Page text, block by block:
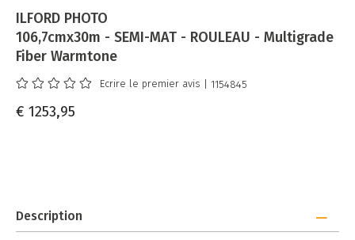
ILFORD PHOTO
106,7cmx30m - SEMI-MAT - ROULEAU - Multigrade
Fiber Warmtone
Ecrire le premier avis | 1154845
€ 1253,95
Description